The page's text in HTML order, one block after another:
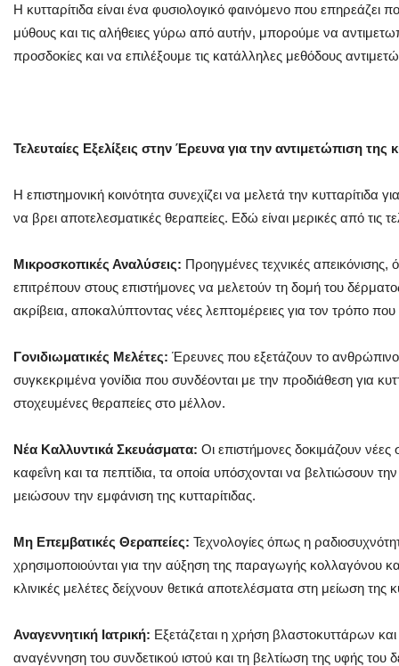
Η κυτταρίτιδα είναι ένα φυσιολογικό φαινόμενο που
μύθους και τις αλήθειες γύρω από αυτήν, μπορούμε να
προσδοκίες και να επιλέξουμε τις κατάλληλες μεθόδους
Τελευταίες Εξελίξεις στην Έρευνα για την αντιμετώπιση της
Η επιστημονική κοινότητα συνεχίζει να μελετά την κυτταρίτιδα
να βρει αποτελεσματικές θεραπείες. Εδώ είναι μερικές από τις
Μικροσκοπικές Αναλύσεις: Προηγμένες τεχνικές
επιτρέπουν στους επιστήμονες να μελετούν τη δομή του
ακρίβεια, αποκαλύπτοντας νέες λεπτομέρειες για τον τρόπο που
Γονιδιωματικές Μελέτες: Έρευνες που εξετάζουν το ανθρώπινο
συγκεκριμένα γονίδια που συνδέονται με την προδιάθεση για
στοχευμένες θεραπείες στο μέλλον.
Νέα Καλλυντικά Σκευάσματα: Οι επιστήμονες δοκιμάζουν
καφεΐνη και τα πεπτίδια, τα οποία υπόσχονται να βελτιώσουν
μειώσουν την εμφάνιση της κυτταρίτιδας.
Μη Επεμβατικές Θεραπείες: Τεχνολογίες όπως η
χρησιμοποιούνται για την αύξηση της παραγωγής κολλαγόνου
κλινικές μελέτες δείχνουν θετικά αποτελέσματα στη μείωση της
Αναγεννητική Ιατρική: Εξετάζεται η χρήση βλαστοκυττάρων
αναγέννηση του συνδετικού ιστού και τη βελτίωση της υφής του